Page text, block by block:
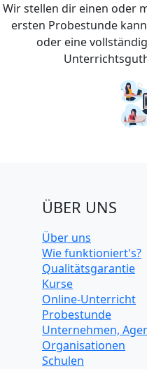
Wir stellen dir einen oder
ersten Probestunde
oder eine
ÜBER UNS
Über uns
Wie funktioniert's?
Qualitätsgarantie
Kurse
Online-Unterricht
Probestunde
Unternehmen,
Organisationen
Schulen